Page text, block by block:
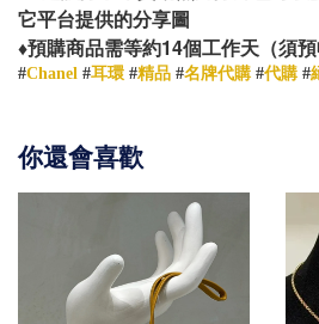
它平台提供的分享圖
♦️預購商品需等約14個工作天（須預
#Chanel #耳環 #精品 #名牌代購 #代購 #
你還會喜歡